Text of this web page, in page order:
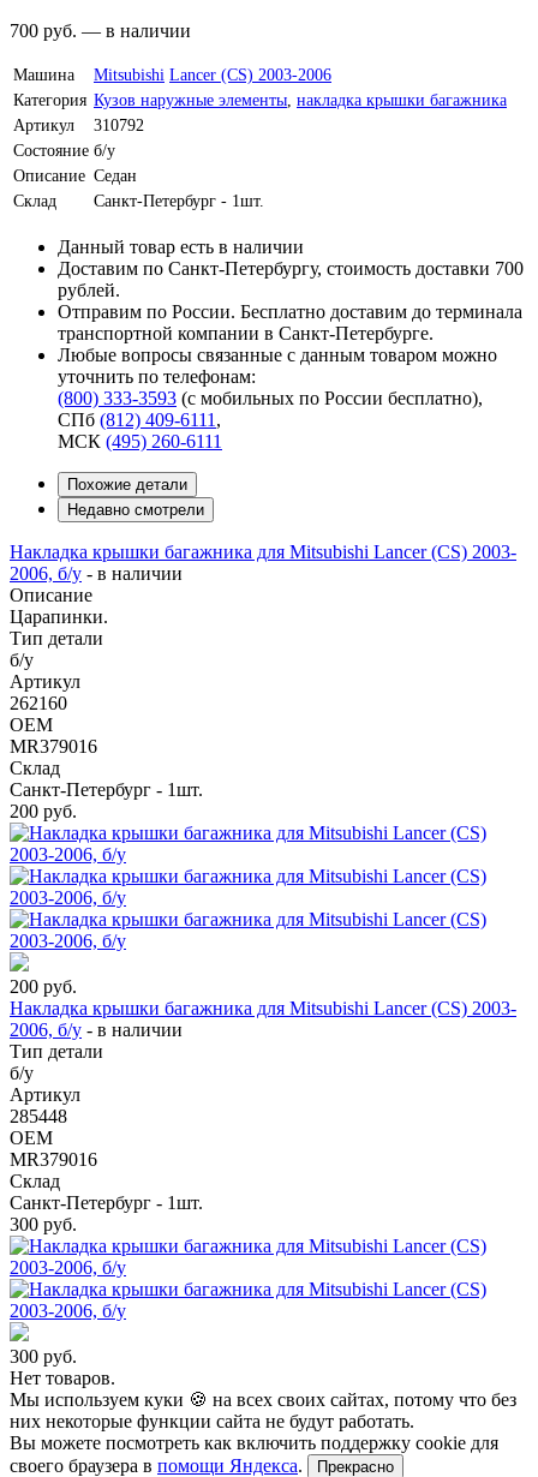
700 руб. — в наличии
Машина Mitsubishi Lancer (CS) 2003-2006
Категория Кузов наружные элементы накладка крышки багажника
Артикул
310792
Состояние б/у
Описание Седан
Склад
Санкт-Петербург - 1шт.
Данный товар есть в наличии
Доставим по Санкт-Петербургу, стоимость доставки 700
рублей.
Отправим по России. Бесплатно доставим до терминала
транспортной компании в Санкт-Петербурге.
Любые вопросы связанные с данным товаром можно
уточнить по телефонам:
(800) 333-3593 (с мобильных по России бесплатно),
СПб (812) 409-6111 ,
МСК (495) 260-6111
Похожие детали
Недавно смотрели
Накладка крышки багажника для Mitsubishi Lancer (CS) 2003-
2006, б/у - в наличии
Описание
Царапинки.
Тип детали
б/у
Артикул
262160
OEM
MR379016
Склад
Санкт-Петербург - 1шт.
200 руб.
200 руб.
Накладка крышки багажника для Mitsubishi Lancer (CS) 2003-
2006, б/у - в наличии
Тип детали
б/у
Артикул
285448
OEM
MR379016
Склад
Санкт-Петербург - 1шт.
300 руб.
300 руб.
Нет товаров.
Мы используем куки 🍪 на всех своих сайтах, потому что без
них некоторые функции сайта не будут работать.
Вы можете посмотреть как включить поддержку cookie для
своего браузера в помощи Яндекса. Прекрасно